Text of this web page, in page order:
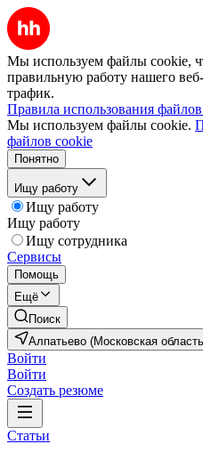
Мы используем файлы cookie,
правильную работу нашего
трафик.
Правила использования
Мы используем файлы cookie.
файлов cookie
Понятно
Ищу работу
Ищу работу
Ищу работу
Ищу сотрудника
Сервисы
Помощь
Ещё
Поиск
Алпатьево (Московская
Войти
Войти
Создать резюме
Статьи